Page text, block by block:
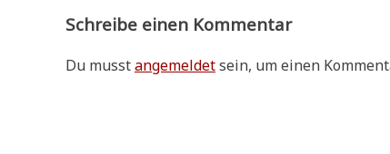
Schreibe einen Kommentar
Du musstangemeldetsein, um einen